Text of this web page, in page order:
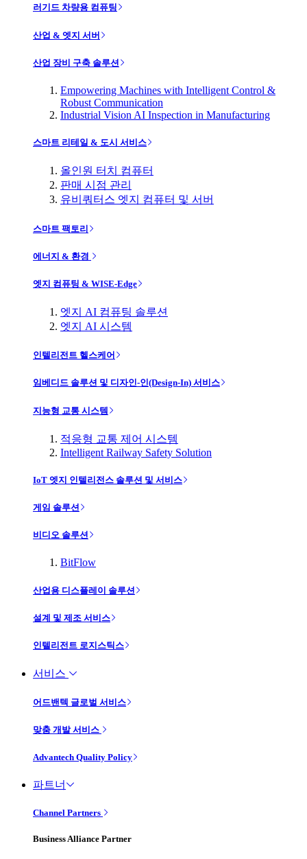
러기드 차량용 컴퓨팅
산업 & 엣지 서버
산업 장비 구축 솔루션
Empowering Machines with Intelligent Control &
Robust Communication
Industrial Vision AI Inspection in Manufacturing
스마트 리테일 & 도시 서비스
올인원 터치 컴퓨터
판매 시점 관리
유비쿼터스 엣지 컴퓨터 및 서버
스마트 팩토리
에너지 & 환경
엣지 컴퓨팅 & WISE-Edge
엣지 AI 컴퓨팅 솔루션
엣지 AI 시스템
인텔리전트 헬스케어
임베디드 솔루션 및 디자인-인(Design-In) 서비스
지능형 교통 시스템
적응형 교통 제어 시스템
Intelligent Railway Safety Solution
IoT 엣지 인텔리전스 솔루션 및 서비스
게임 솔루션
비디오 솔루션
BitFlow
산업용 디스플레이 솔루션
설계 및 제조 서비스
인텔리전트 로지스틱스
서비스
어드밴텍 글로벌 서비스
맞춤 개발 서비스
Advantech Quality Policy
파트너
Channel Partners
Business Alliance Partner